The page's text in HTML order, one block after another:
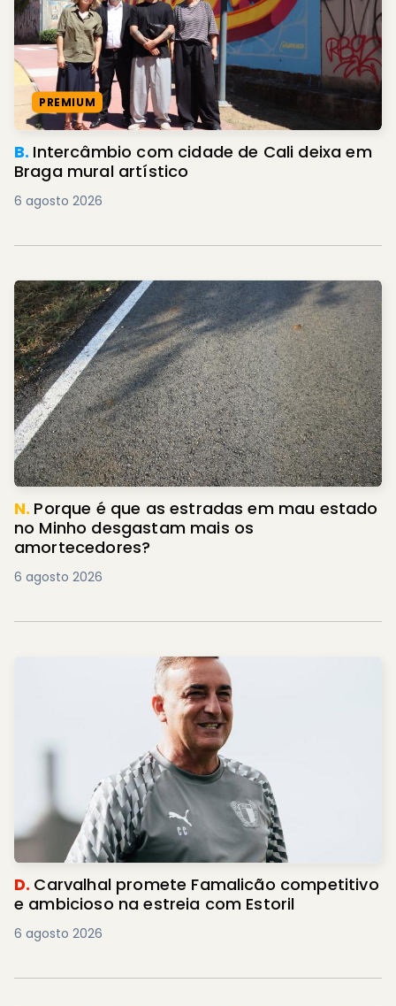
PREMIUM
B. Intercâmbio com cidade de Cali deixa em
Braga mural artístico
6 agosto 2026
N. Porque é que as estradas em mau estado
no Minho desgastam mais os
amortecedores?
6 agosto 2026
D. Carvalhal promete Famalicão competitivo
e ambicioso na estreia com Estoril
6 agosto 2026